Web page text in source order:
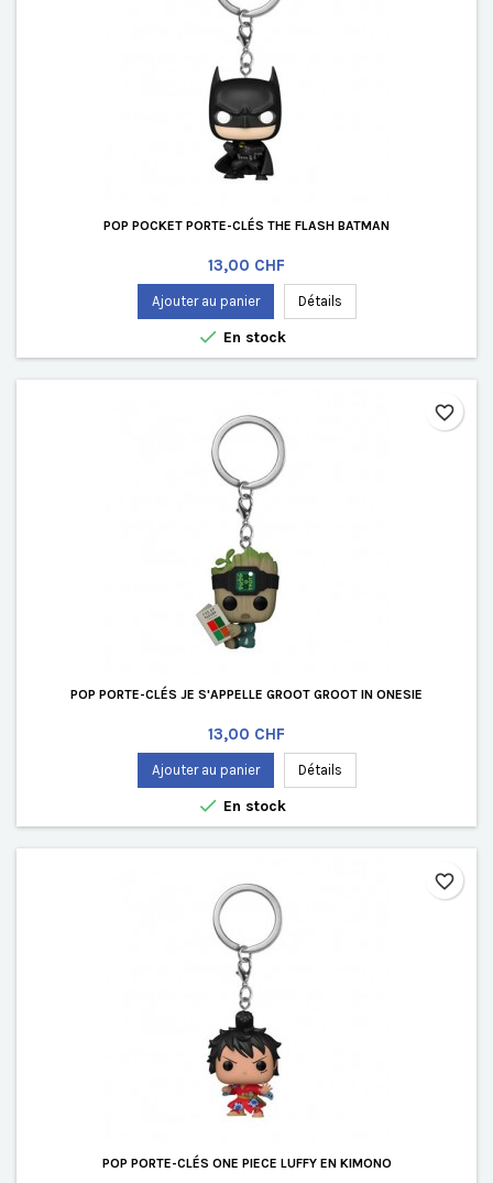
POP POCKET PORTE-CLÉS THE FLASH BATMAN
Prix
13,00 CHF
Ajouter au panier Détails
 En stock
POP PORTE-CLÉS JE S'APPELLE GROOT GROOT IN ONESIE
Prix
13,00 CHF
Ajouter au panier Détails
 En stock
favorite_border
POP PORTE-CLÉS ONE PIECE LUFFY EN KIMONO
favorite_border